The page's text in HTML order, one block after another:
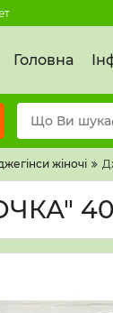
Головна
жіночі